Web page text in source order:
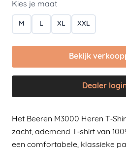
Kies je maat
M L XL XXL
Bekijk
Dealer
Het Beeren M3000 Heren
zacht, ademend T‑shirt van
een comfortabele, klassieke